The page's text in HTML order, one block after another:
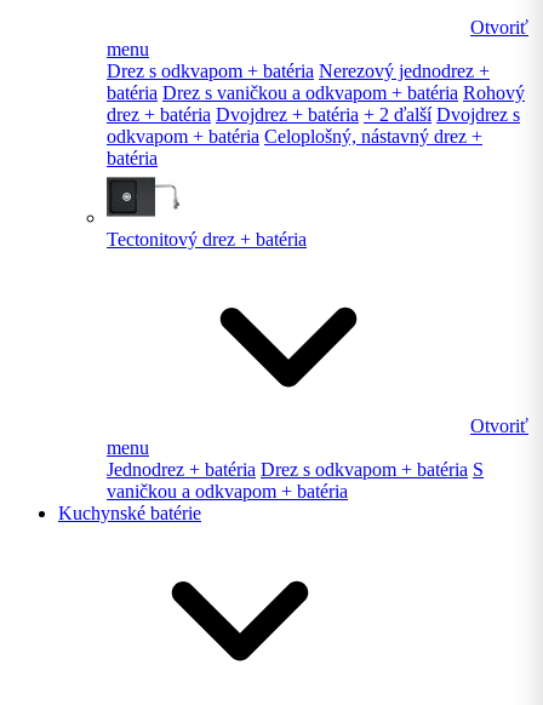
Otvoriť
menu
Drez s odkvapom + batéria Nerezový jednodrez +
batéria Drez s vaničkou a odkvapom + batéria Rohový
drez + batéria Dvojdrez + batéria + 2 ďalší Dvojdrez s
odkvapom + batéria Celoplošný, nástavný drez +
batéria
Tectonitový drez + batéria
Otvoriť
menu
Jednodrez + batéria Drez s odkvapom + batéria S
vaničkou a odkvapom + batéria
Kuchynské batérie